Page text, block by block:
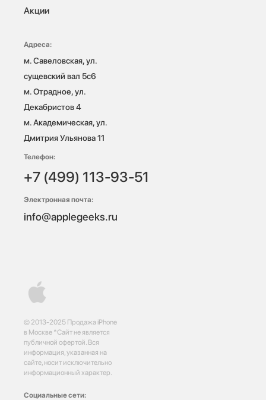
© 2013-2025 Продажа iPhone
в Москве *Сайт не является
публичной офертой. Вся
информация, указанная на
сайте, носит исключительно
информационный характер.
Социальные сети:
Акции
Адреса:
м. Савеловская, ул.
сущевский вал 5с6
м. Отрадное, ул.
Декабристов 4
м. Академическая, ул.
Дмитрия Ульянова 11
Телефон:
+7 (499) 113-93-51
Электронная почта:
info@applegeeks.ru